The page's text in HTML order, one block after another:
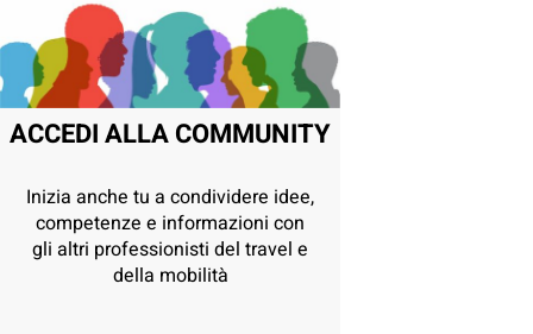
ACCEDI ALLA COMMUNITY
Inizia anche tu a condividere idee,
competenze e informazioni con
gli altri professionisti del travel e
della mobilità